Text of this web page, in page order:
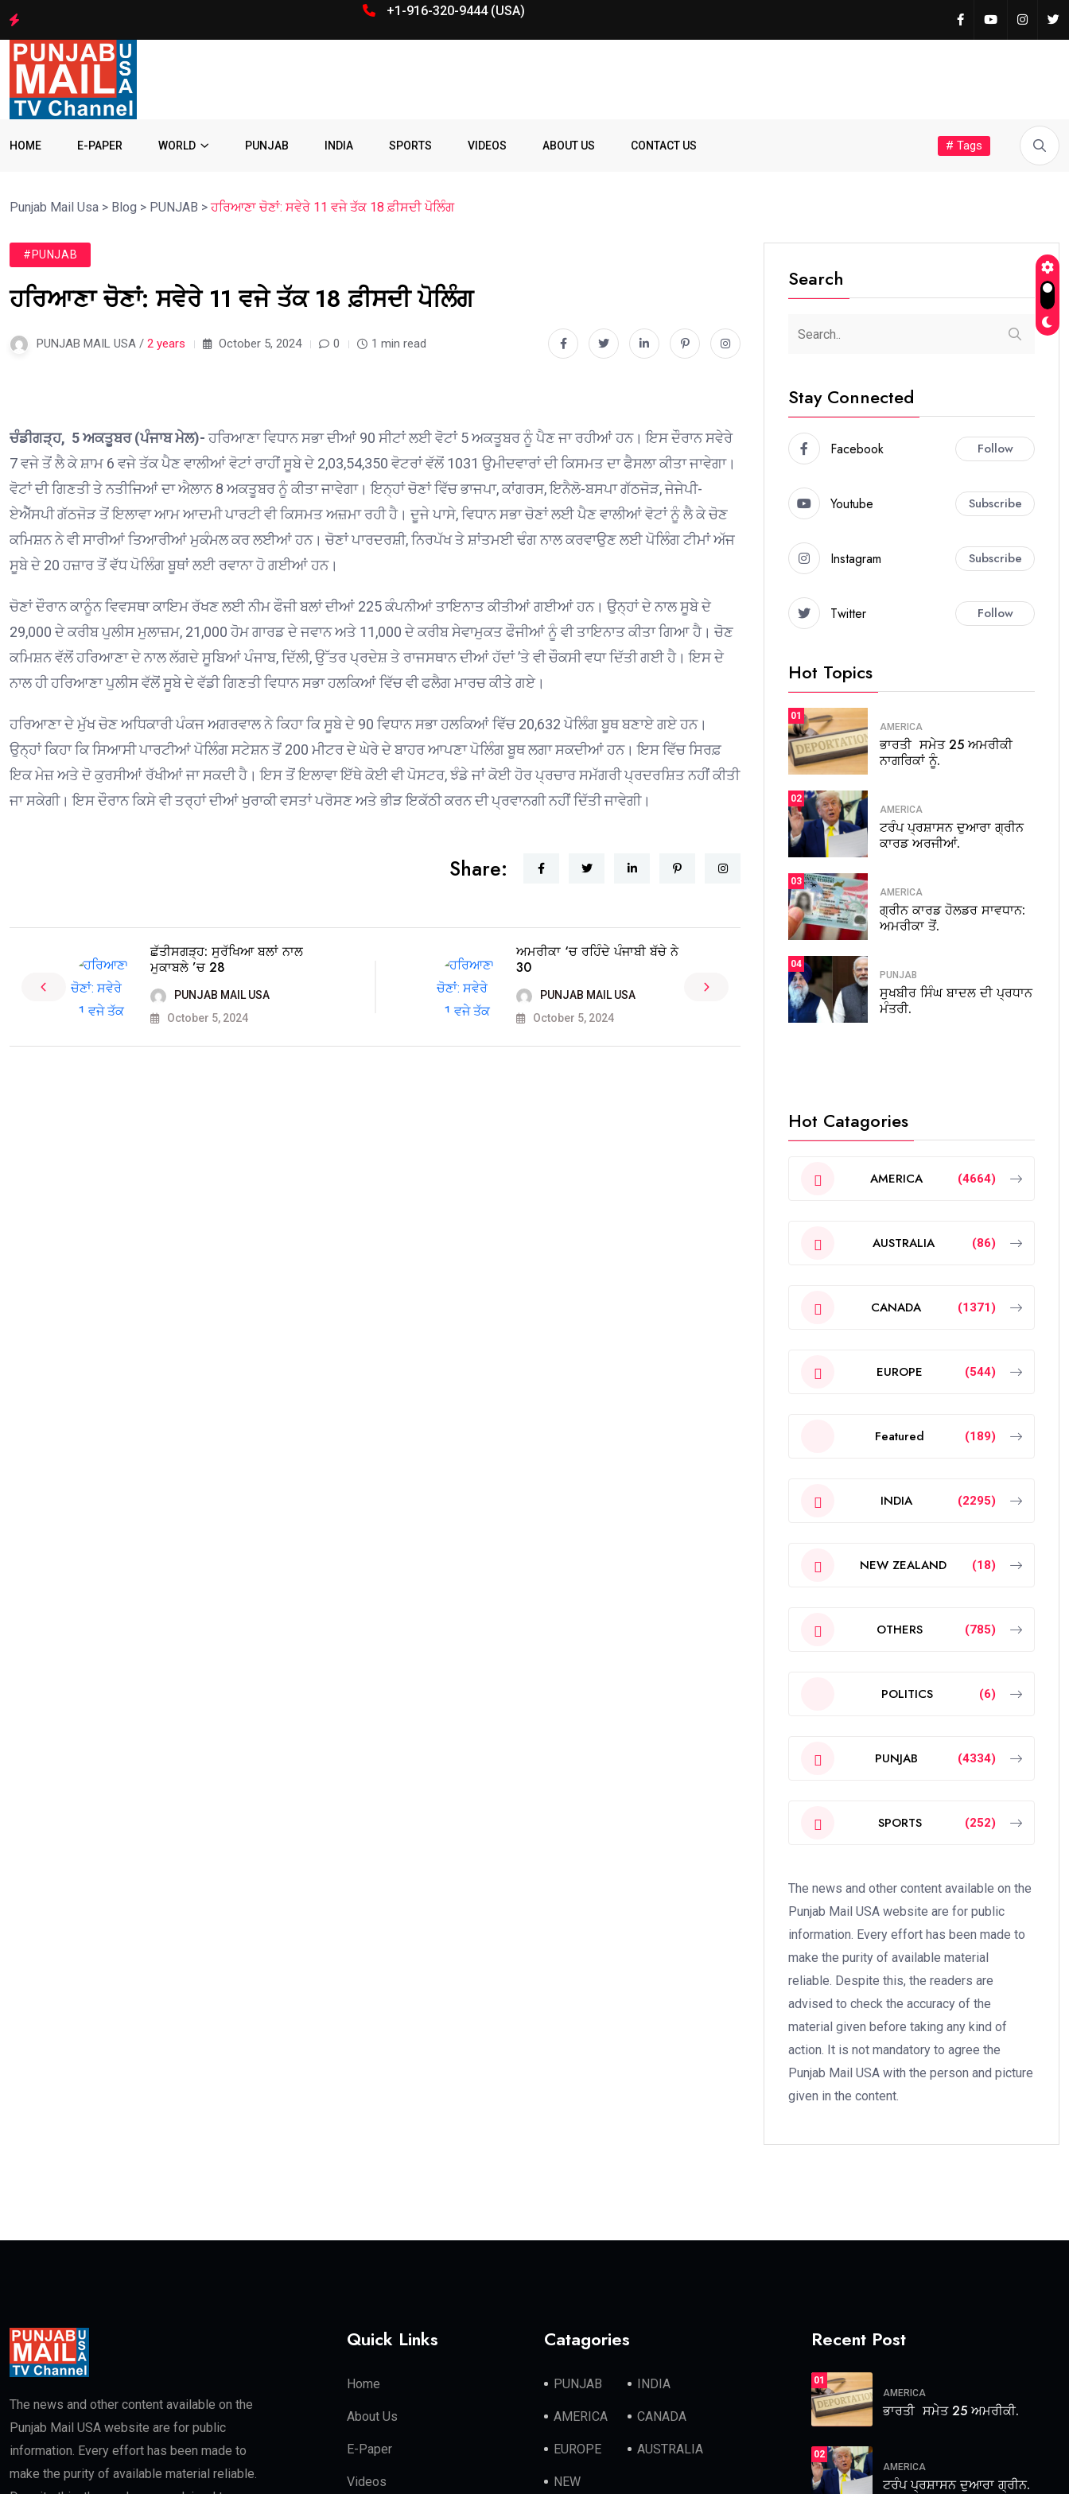
+1-916-320-9444 (USA)
HOME E-PAPER WORLD PUNJAB INDIA SPORTS VIDEOS ABOUT US CONTACT US # Tags
Punjab Mail Usa > Blog > PUNJAB >ਹਰਿਆਣਾ ਚੋਣਾਂ: ਸਵੇਰੇ 11 ਵਜੇ ਤੱਕ 18 ਫ਼ੀਸਦੀ ਪੋਲਿੰਗ
#PUNJAB
ਹਰਿਆਣਾ ਚੋਣਾਂ: ਸਵੇਰੇ 11 ਵਜੇ ਤੱਕ 18 ਫ਼ੀਸਦੀ ਪੋਲਿੰਗ
PUNJAB MAIL USA / 2 years October 5, 2024 0 1 min read
ਚੰਡੀਗੜ੍ਹ, 5 ਅਕਤੂਬਰ (ਪੰਜਾਬ ਮੇਲ)- ਹਰਿਆਣਾ ਵਿਧਾਨ ਸਭਾ ਦੀਆਂ 90 ਸੀਟਾਂ ਲਈ ਵੋਟਾਂ 5 ਅਕਤੂਬਰ ਨੂੰ ਪੈਣ ਜਾ ਰਹੀਆਂ ਹਨ। ਇਸ ਦੌਰਾਨ ਸਵੇਰੇ
7 ਵਜੇ ਤੋਂ ਲੈ ਕੇ ਸ਼ਾਮ 6 ਵਜੇ ਤੱਕ ਪੈਣ ਵਾਲੀਆਂ ਵੋਟਾਂ ਰਾਹੀਂ ਸੂਬੇ ਦੇ 2,03,54,350 ਵੋਟਰਾਂ ਵੱਲੋਂ 1031 ਉਮੀਦਵਾਰਾਂ ਦੀ ਕਿਸਮਤ ਦਾ ਫੈਸਲਾ ਕੀਤਾ ਜਾਵੇਗਾ।
ਵੋਟਾਂ ਦੀ ਗਿਣਤੀ ਤੇ ਨਤੀਜਿਆਂ ਦਾ ਐਲਾਨ 8 ਅਕਤੂਬਰ ਨੂੰ ਕੀਤਾ ਜਾਵੇਗਾ। ਇਨ੍ਹਾਂ ਚੋਣਾਂ ਵਿੱਚ ਭਾਜਪਾ, ਕਾਂਗਰਸ, ਇਨੈਲੋ-ਬਸਪਾ ਗੱਠਜੋੜ, ਜੇਜੇਪੀ-
ਏਐੱਸਪੀ ਗੱਠਜੋੜ ਤੋਂ ਇਲਾਵਾ ਆਮ ਆਦਮੀ ਪਾਰਟੀ ਵੀ ਕਿਸਮਤ ਅਜ਼ਮਾ ਰਹੀ ਹੈ। ਦੂਜੇ ਪਾਸੇ, ਵਿਧਾਨ ਸਭਾ ਚੋਣਾਂ ਲਈ ਪੈਣ ਵਾਲੀਆਂ ਵੋਟਾਂ ਨੂੰ ਲੈ ਕੇ ਚੋਣ
ਕਮਿਸ਼ਨ ਨੇ ਵੀ ਸਾਰੀਆਂ ਤਿਆਰੀਆਂ ਮੁਕੰਮਲ ਕਰ ਲਈਆਂ ਹਨ। ਚੋਣਾਂ ਪਾਰਦਰਸ਼ੀ, ਨਿਰਪੱਖ ਤੇ ਸ਼ਾਂਤਮਈ ਢੰਗ ਨਾਲ ਕਰਵਾਉਣ ਲਈ ਪੋਲਿੰਗ ਟੀਮਾਂ ਅੱਜ
ਸੂਬੇ ਦੇ 20 ਹਜ਼ਾਰ ਤੋਂ ਵੱਧ ਪੋਲਿੰਗ ਬੂਥਾਂ ਲਈ ਰਵਾਨਾ ਹੋ ਗਈਆਂ ਹਨ।
ਚੋਣਾਂ ਦੌਰਾਨ ਕਾਨੂੰਨ ਵਿਵਸਥਾ ਕਾਇਮ ਰੱਖਣ ਲਈ ਨੀਮ ਫੌਜੀ ਬਲਾਂ ਦੀਆਂ 225 ਕੰਪਨੀਆਂ ਤਾਇਨਾਤ ਕੀਤੀਆਂ ਗਈਆਂ ਹਨ। ਉਨ੍ਹਾਂ ਦੇ ਨਾਲ ਸੂਬੇ ਦੇ
29,000 ਦੇ ਕਰੀਬ ਪੁਲੀਸ ਮੁਲਾਜ਼ਮ, 21,000 ਹੋਮ ਗਾਰਡ ਦੇ ਜਵਾਨ ਅਤੇ 11,000 ਦੇ ਕਰੀਬ ਸੇਵਾਮੁਕਤ ਫੌਜੀਆਂ ਨੂੰ ਵੀ ਤਾਇਨਾਤ ਕੀਤਾ ਗਿਆ ਹੈ। ਚੋਣ
ਕਮਿਸ਼ਨ ਵੱਲੋਂ ਹਰਿਆਣਾ ਦੇ ਨਾਲ ਲੱਗਦੇ ਸੂਬਿਆਂ ਪੰਜਾਬ, ਦਿੱਲੀ, ਉੱਤਰ ਪ੍ਰਦੇਸ਼ ਤੇ ਰਾਜਸਥਾਨ ਦੀਆਂ ਹੱਦਾਂ ’ਤੇ ਵੀ ਚੌਕਸੀ ਵਧਾ ਦਿੱਤੀ ਗਈ ਹੈ। ਇਸ ਦੇ
ਨਾਲ ਹੀ ਹਰਿਆਣਾ ਪੁਲੀਸ ਵੱਲੋਂ ਸੂਬੇ ਦੇ ਵੱਡੀ ਗਿਣਤੀ ਵਿਧਾਨ ਸਭਾ ਹਲਕਿਆਂ ਵਿੱਚ ਵੀ ਫਲੈਗ ਮਾਰਚ ਕੀਤੇ ਗਏ।
ਹਰਿਆਣਾ ਦੇ ਮੁੱਖ ਚੋਣ ਅਧਿਕਾਰੀ ਪੰਕਜ ਅਗਰਵਾਲ ਨੇ ਕਿਹਾ ਕਿ ਸੂਬੇ ਦੇ 90 ਵਿਧਾਨ ਸਭਾ ਹਲਕਿਆਂ ਵਿੱਚ 20,632 ਪੋਲਿੰਗ ਬੂਥ ਬਣਾਏ ਗਏ ਹਨ।
ਉਨ੍ਹਾਂ ਕਿਹਾ ਕਿ ਸਿਆਸੀ ਪਾਰਟੀਆਂ ਪੋਲਿੰਗ ਸਟੇਸ਼ਨ ਤੋਂ 200 ਮੀਟਰ ਦੇ ਘੇਰੇ ਦੇ ਬਾਹਰ ਆਪਣਾ ਪੋਲਿੰਗ ਬੂਥ ਲਗਾ ਸਕਦੀਆਂ ਹਨ। ਇਸ ਵਿੱਚ ਸਿਰਫ਼
ਇਕ ਮੇਜ਼ ਅਤੇ ਦੋ ਕੁਰਸੀਆਂ ਰੱਖੀਆਂ ਜਾ ਸਕਦੀ ਹੈ। ਇਸ ਤੋਂ ਇਲਾਵਾ ਇੱਥੇ ਕੋਈ ਵੀ ਪੋਸਟਰ, ਝੰਡੇ ਜਾਂ ਕੋਈ ਹੋਰ ਪ੍ਰਚਾਰ ਸਮੱਗਰੀ ਪ੍ਰਦਰਸ਼ਿਤ ਨਹੀਂ ਕੀਤੀ
ਜਾ ਸਕੇਗੀ। ਇਸ ਦੌਰਾਨ ਕਿਸੇ ਵੀ ਤਰ੍ਹਾਂ ਦੀਆਂ ਖੁਰਾਕੀ ਵਸਤਾਂ ਪਰੋਸਣ ਅਤੇ ਭੀੜ ਇਕੱਠੀ ਕਰਨ ਦੀ ਪ੍ਰਵਾਨਗੀ ਨਹੀਂ ਦਿੱਤੀ ਜਾਵੇਗੀ।
Share:
ਛੱਤੀਸਗੜ੍ਹ: ਸੁਰੱਖਿਆ ਬਲਾਂ ਨਾਲ
ਮੁਕਾਬਲੇ ’ਚ 28
PUNJAB MAIL USA
October 5, 2024
ਅਮਰੀਕਾ ‘ਚ ਰਹਿੰਦੇ ਪੰਜਾਬੀ ਬੱਚੇ ਨੇ
30
PUNJAB MAIL USA
October 5, 2024
Search
Stay Connected
Facebook Follow
Youtube Subscribe
Instagram Subscribe
Twitter Follow
Hot Topics
01
AMERICA
ਭਾਰਤੀ ਸਮੇਤ 25 ਅਮਰੀਕੀ
ਨਾਗਰਿਕਾਂ ਨੂੰ.
02
AMERICA
ਟਰੰਪ ਪ੍ਰਸ਼ਾਸਨ ਦੁਆਰਾ ਗ੍ਰੀਨ
ਕਾਰਡ ਅਰਜੀਆਂ.
03
AMERICA
ਗ੍ਰੀਨ ਕਾਰਡ ਹੋਲਡਰ ਸਾਵਧਾਨ:
ਅਮਰੀਕਾ ਤੋਂ.
04
PUNJAB
ਸੁਖਬੀਰ ਸਿੰਘ ਬਾਦਲ ਦੀ ਪ੍ਰਧਾਨ
ਮੰਤਰੀ.
Hot Catagories
AMERICA (4664)
AUSTRALIA (86)
CANADA (1371)
EUROPE (544)
Featured (189)
INDIA (2295)
NEW ZEALAND (18)
OTHERS (785)
POLITICS (6)
PUNJAB (4334)
SPORTS (252)
The news and other content available on the
Punjab Mail USA website are for public
information. Every effort has been made to
make the purity of available material
reliable. Despite this, the readers are
advised to check the accuracy of the
material given before taking any kind of
action. It is not mandatory to agree the
Punjab Mail USA with the person and picture
given in the content.
The news and other content available on the
Punjab Mail USA website are for public
information. Every effort has been made to
make the purity of available material reliable.
Quick Links
Home
About Us
E-Paper
Videos
Catagories
PUNJAB INDIA
AMERICA CANADA
EUROPE AUSTRALIA
NEW
Recent Post
01
AMERICA
ਭਾਰਤੀ ਸਮੇਤ 25 ਅਮਰੀਕੀ.
02
AMERICA
ਟਰੰਪ ਪ੍ਰਸ਼ਾਸਨ ਦੁਆਰਾ ਗ੍ਰੀਨ.